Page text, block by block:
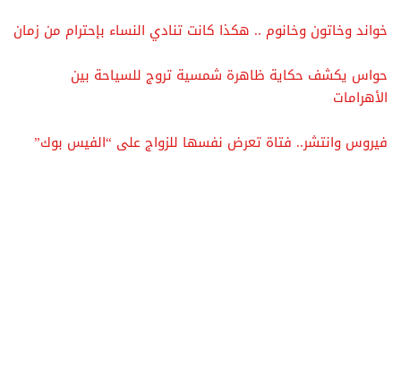
خواند وخاتون وخانوم .. هكذا كانت تنادي النساء بإحترام من زمان
حواس يكشف حكاية ظاهرة شمسية تروج للسياحة بين
الأهرامات
فيروس وانتشر.. فتاة تعرض نفسها للزواج على “الفيس بوك”